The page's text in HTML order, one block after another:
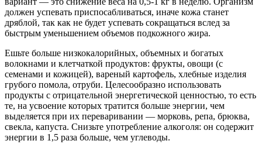
должен успевать приспосабливаться, иначе кожа станет
дряблой, так как не будет успевать сокращаться вслед за
быстрым уменьшением объемов подкожного жира.
Ешьте больше низкокалорийных, объемных и богатых
волокнами и клетчаткой продуктов: фрукты, овощи (с
семенами и кожицей), вареный картофель, хлебные изделия
грубого помола, отруби. Целесообразно использовать
продукты с отрицательной энергетической ценностью, то есть
те, на усвоение которых тратится больше энергии, чем
выделяется при их переваривании — морковь, репа, брюква,
свекла, капуста. Снизьте употребление алкоголя: он содержит
энергии в 1,5 раза больше, чем углеводы.